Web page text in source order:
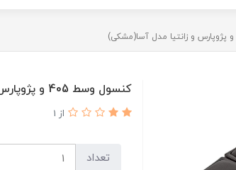
کنسول وسط 405 و پژوپارس و زانتیا مدل آسا(مشکی)
از 1
تعداد